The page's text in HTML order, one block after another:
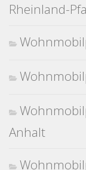
Rheinland-
Anhalt